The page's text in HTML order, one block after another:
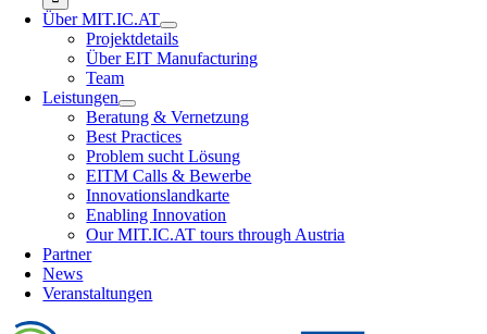
Über MIT.IC.AT
Projektdetails
Über EIT Manufacturing
Team
Leistungen
Beratung & Vernetzung
Best Practices
Problem sucht Lösung
EITM Calls & Bewerbe
Innovationslandkarte
Enabling Innovation
Our MIT.IC.AT tours through Austria
Partner
News
Veranstaltungen